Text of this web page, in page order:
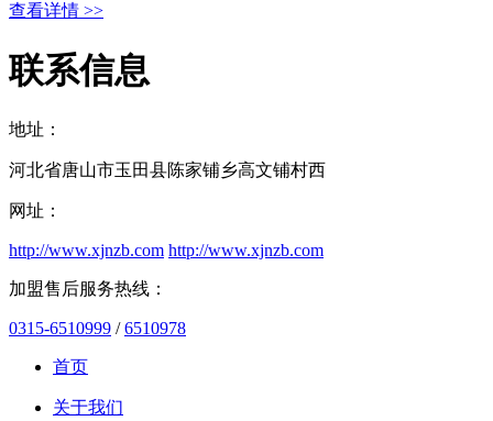
查看详情 >>
联系信息
地址：
河北省唐山市玉田县陈家铺乡高文铺村西
网址：
http://www.xjnzb.com http://www.xjnzb.com
加盟售后服务热线：
0315-6510999 /6510978
首页
关于我们